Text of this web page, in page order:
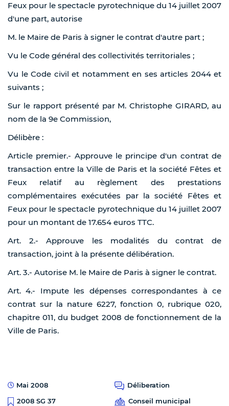
Feux pour le spectacle pyrotechnique du 14 juillet 2007
d'une part, autorise
M. le Maire de Paris à signer le contrat d'autre part ;
Vu le Code général des collectivités territoriales ;
Vu le Code civil et notamment en ses articles 2044 et
suivants ;
Sur le rapport présenté par M. Christophe GIRARD, au
nom de la 9e Commission,
Délibère :
Article premier.- Approuve le principe d'un contrat de
transaction entre la Ville de Paris et la société Fêtes et
Feux relatif au règlement des prestations
complémentaires exécutées par la société Fêtes et
Feux pour le spectacle pyrotechnique du 14 juillet 2007
pour un montant de 17.654 euros TTC.
Art. 2.- Approuve les modalités du contrat de
transaction, joint à la présente délibération.
Art. 3.- Autorise M. le Maire de Paris à signer le contrat.
Art. 4.- Impute les dépenses correspondantes à ce
contrat sur la nature 6227, fonction 0, rubrique 020,
chapitre 011, du budget 2008 de fonctionnement de la
Ville de Paris.
Mai 2008
Déliberation
2008 SG 37
Conseil municipal